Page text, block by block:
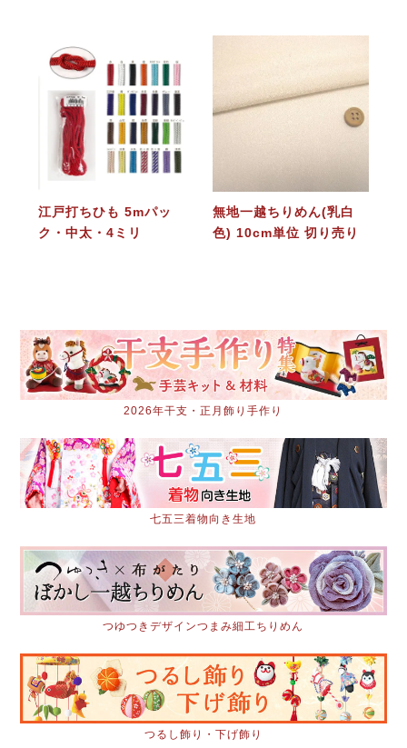
江戸打ちひも 5mパッ
ク・中太・4ミリ
無地一越ちりめん(乳白
色) 10cm単位 切り売り
2026年干支・正月飾り手作り
七五三着物向き生地
つゆつきデザインつまみ細工ちりめん
つるし飾り・下げ飾り